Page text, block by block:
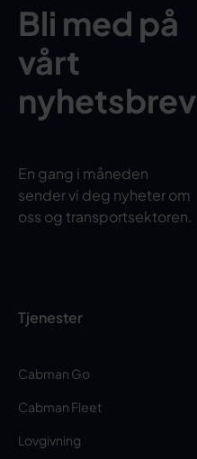
Bli med på
vårt
nyhetsbrev
En gang i måneden
sender vi deg nyheter om
oss og transportsektoren.
Tjenester
Cabman Go
Cabman Fleet
Lovgivning